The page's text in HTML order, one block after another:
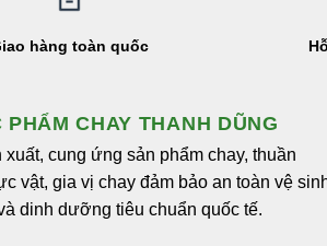
hàng toàn quốc
PHẨM CHAY THANH DŨNG
xuất, cung ứng sản phẩm chay, thuần
vật, gia vị chay đảm bảo an toàn vệ
dinh dưỡng tiêu chuẩn quốc tế.